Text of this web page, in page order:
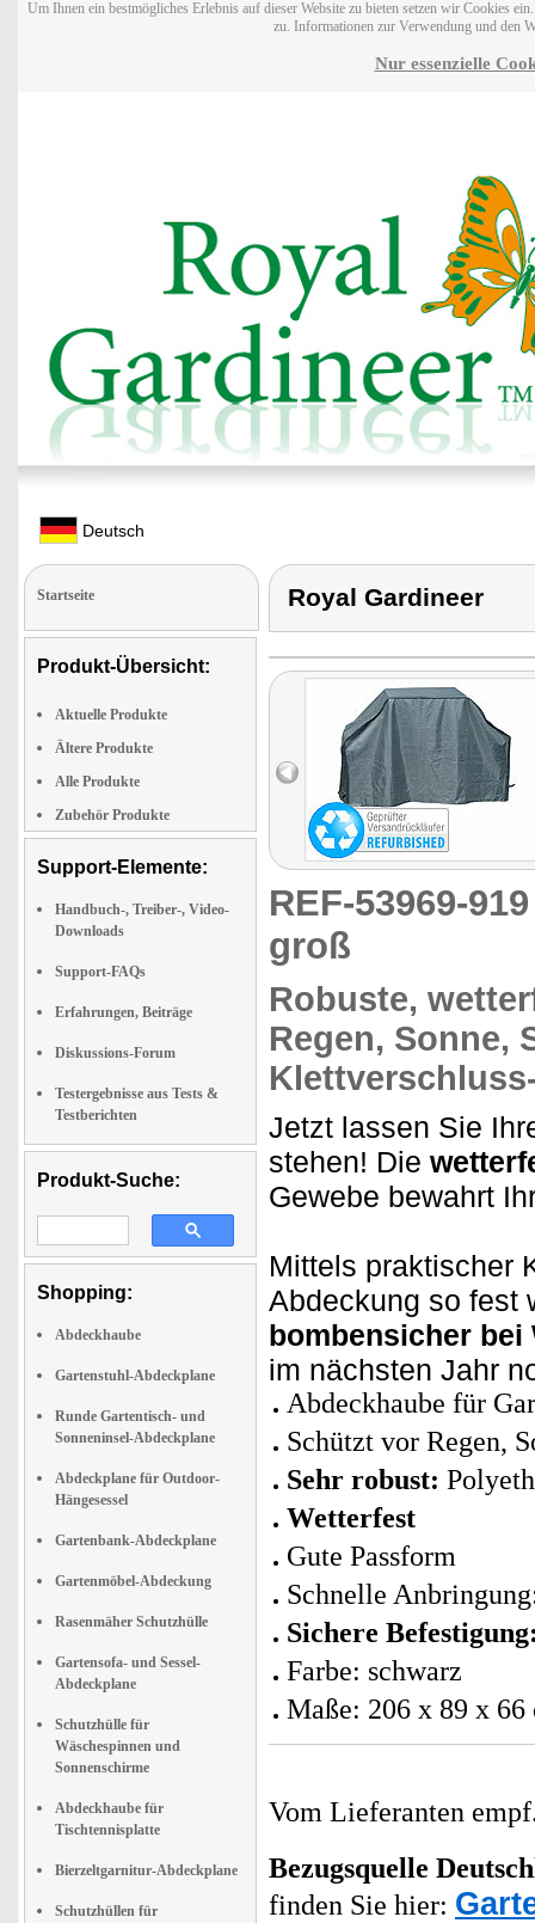
Um Ihnen ein bestmögliches Erlebnis auf dieser Website zu bieten setzen wir Cookies
zu. Informationen zur Verwendung und den
Nur essenzielle
Deutsch
Startseite
Produkt-Übersicht:
Aktuelle Produkte
Ältere Produkte
Alle Produkte
Zubehör Produkte
Support-Elemente:
Handbuch-, Treiber-, Video-
Downloads
Support-FAQs
Erfahrungen, Beiträge
Diskussions-Forum
Testergebnisse aus Tests &
Testberichten
Produkt-Suche:
Shopping:
Abdeckhaube
Gartenstuhl-Abdeckplane
Runde Gartentisch- und
Sonneninsel-Abdeckplane
Abdeckplane für Outdoor-
Hängesessel
Gartenbank-Abdeckplane
Gartenmöbel-Abdeckung
Rasenmäher Schutzhülle
Gartensofa- und Sessel-
Abdeckplane
Schutzhülle für
Wäschespinnen und
Sonnenschirme
Abdeckhaube für
Tischtennisplatte
Bierzeltgarnitur-Abdeckplane
Schutzhüllen für
Royal Gardineer
REF-53969-
groß
Robuste,
Regen, Sonne,
Jetzt lassen Sie
stehen! Die
Gewebe bewahrt
Mittels praktischer
Abdeckung so fest
bombensicher bei
im nächsten Jahr
Abdeckhaube für
Schützt vor Regen,
Sehr robust:
Wetterfest
Gute Passform
Schnelle
Sichere
Farbe: schwarz
Maße: 206 x 89 x 66
Vom Lieferanten
Bezugsquelle
finden Sie hier: